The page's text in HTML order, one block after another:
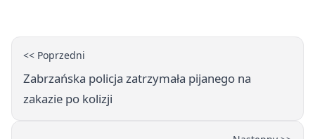
<< Poprzedni
Zabrzańska policja zatrzymała pijanego na
zakazie po kolizji